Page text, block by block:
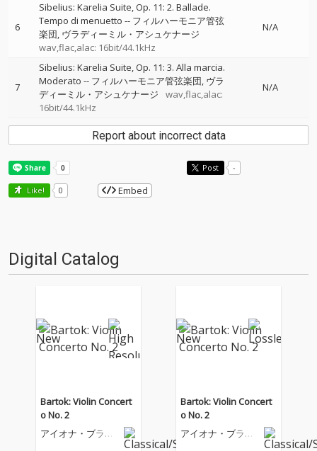
6
Sibelius: Karelia Suite, Op. 11: 2. Ballade.
Tempo di menuetto -- フィルハーモニア管弦
楽団 ヴラディーミル・アシュケナージ
wav,flac,alac: 16bit/44.1kHz
N/A
7
Sibelius: Karelia Suite, Op. 11: 3. Alla marcia.
Moderato -- フィルハーモニア管弦楽団 ヴラ
ディーミル・アシュケナージ
wav,flac,alac:
16bit/44.1kHz
N/A
Report about incorrect data
Post -
Like! 0 Embed
Digital Catalog
Bartok: Violin Concert
o No. 2
アイオナ・ブラウ
Bartok: Violin Concert
o No. 2
アイオナ・ブラウ